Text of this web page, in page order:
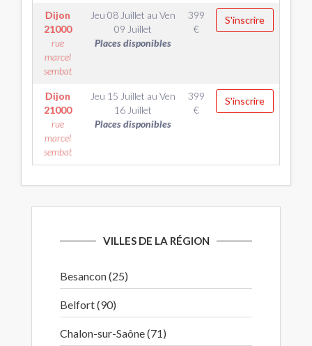
Dijon
21000
rue
marcel
sembat
Jeu 08 Juillet au Ven
09 Juillet
Places disponibles
399
€
S'inscrire
Dijon
21000
rue
marcel
sembat
Jeu 15 Juillet au Ven
16 Juillet
Places disponibles
399
€
S'inscrire
VILLES DE LA RÉGION
Besancon (25)
Belfort (90)
Chalon-sur-Saône (71)